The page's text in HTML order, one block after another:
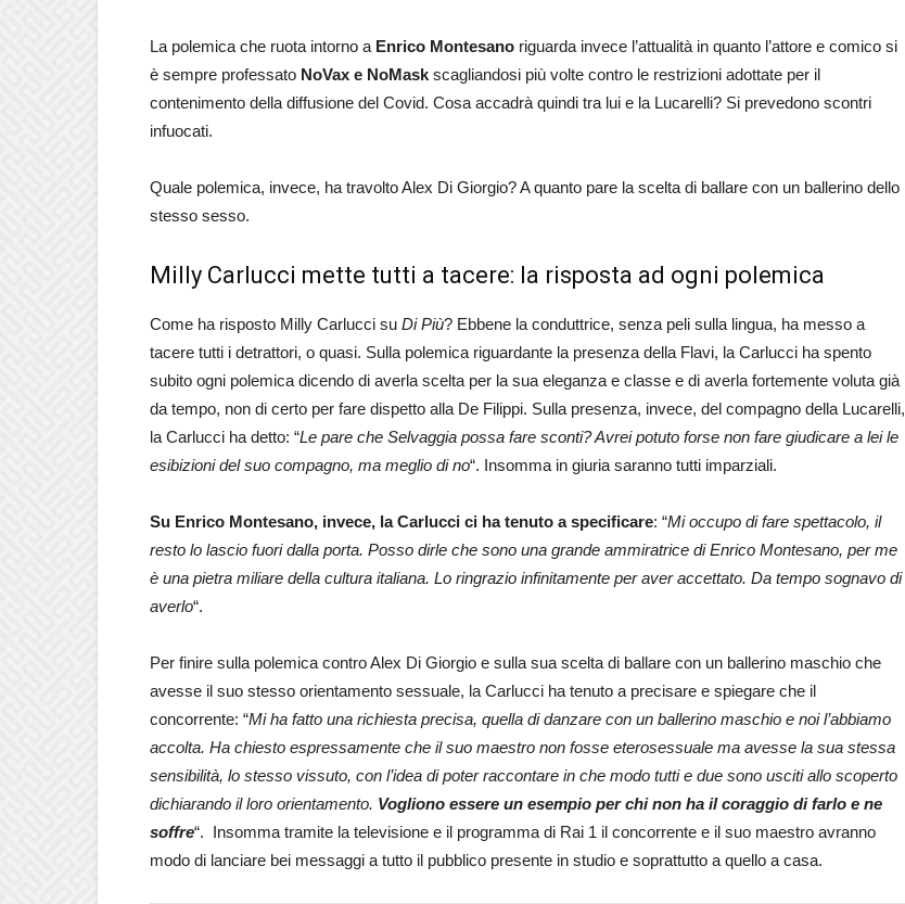
La polemica che ruota intorno a Enrico Montesano riguarda invece l’attualità in quanto l’attore e comico si
è sempre professato NoVax e NoMask scagliandosi più volte contro le restrizioni adottate per il
contenimento della diffusione del Covid. Cosa accadrà quindi tra lui e la Lucarelli? Si prevedono scontri
infuocati.
Quale polemica, invece, ha travolto Alex Di Giorgio? A quanto pare la scelta di ballare con un ballerino dello
stesso sesso.
Milly Carlucci mette tutti a tacere: la risposta ad ogni polemica
Come ha risposto Milly Carlucci su Di Più? Ebbene la conduttrice, senza peli sulla lingua, ha messo a
tacere tutti i detrattori, o quasi. Sulla polemica riguardante la presenza della Flavi, la Carlucci ha spento
subito ogni polemica dicendo di averla scelta per la sua eleganza e classe e di averla fortemente voluta già
da tempo, non di certo per fare dispetto alla De Filippi. Sulla presenza, invece, del compagno della Lucarelli,
la Carlucci ha detto: “Le pare che Selvaggia possa fare sconti? Avrei potuto forse non fare giudicare a lei le
esibizioni del suo compagno, ma meglio di no“. Insomma in giuria saranno tutti imparziali.
Su Enrico Montesano, invece, la Carlucci ci ha tenuto a specificare: “Mi occupo di fare spettacolo, il
resto lo lascio fuori dalla porta. Posso dirle che sono una grande ammiratrice di Enrico Montesano, per me
è una pietra miliare della cultura italiana. Lo ringrazio infinitamente per aver accettato. Da tempo sognavo di
averlo“.
Per finire sulla polemica contro Alex Di Giorgio e sulla sua scelta di ballare con un ballerino maschio che
avesse il suo stesso orientamento sessuale, la Carlucci ha tenuto a precisare e spiegare che il
concorrente: “Mi ha fatto una richiesta precisa, quella di danzare con un ballerino maschio e noi l’abbiamo
accolta. Ha chiesto espressamente che il suo maestro non fosse eterosessuale ma avesse la sua stessa
sensibilità, lo stesso vissuto, con l’idea di poter raccontare in che modo tutti e due sono usciti allo scoperto
dichiarando il loro orientamento. Vogliono essere un esempio per chi non ha il coraggio di farlo e ne
soffre“. Insomma tramite la televisione e il programma di Rai 1 il concorrente e il suo maestro avranno
modo di lanciare bei messaggi a tutto il pubblico presente in studio e soprattutto a quello a casa.